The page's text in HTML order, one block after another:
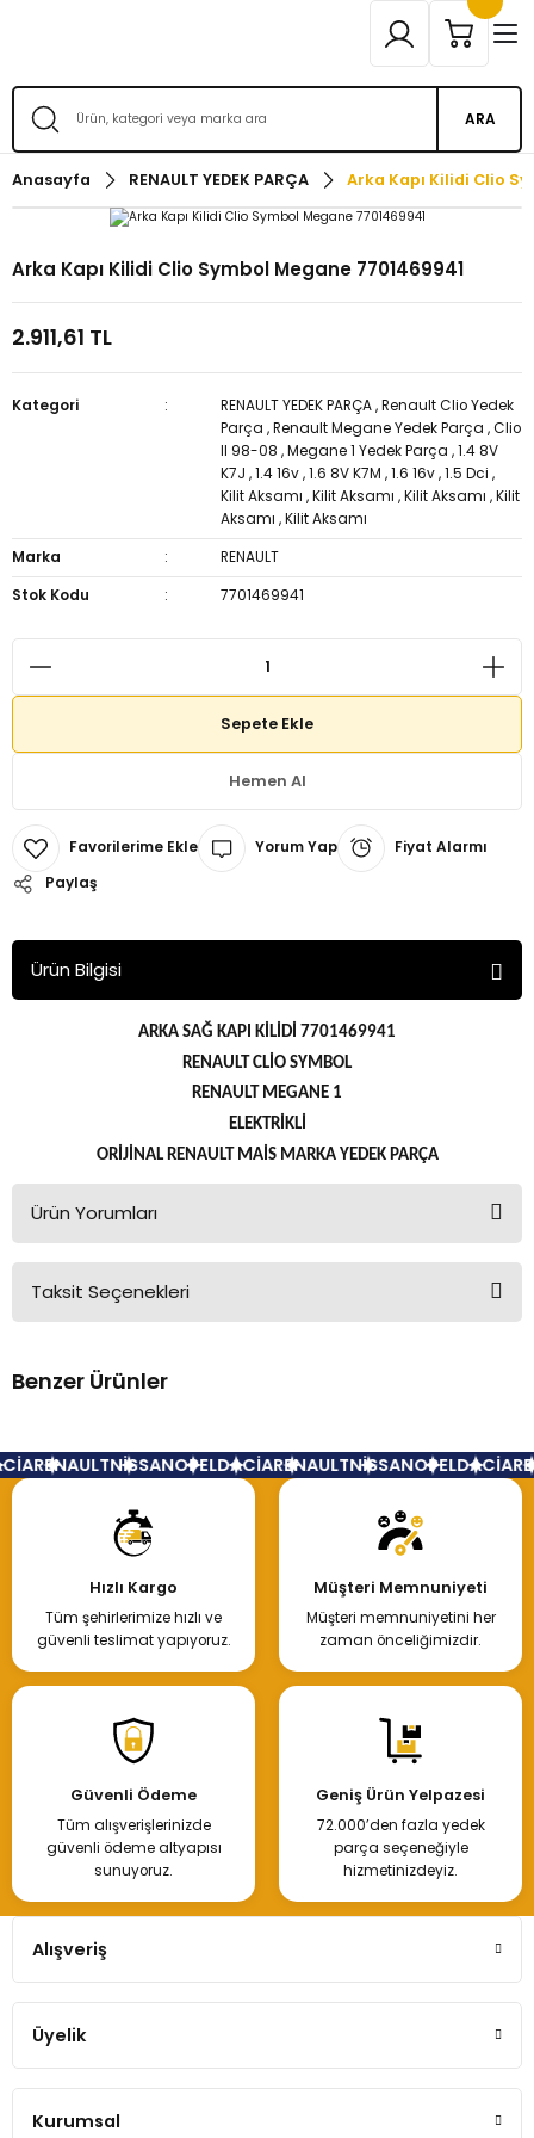
ARA
Anasayfa RENAULT YEDEK PARÇA Arka Kapı Kilidi Clio
Arka Kapı Kilidi Clio Symbol Megane 7701469941
2.911,61 TL
Kategori RENAULT YEDEK PARÇA ,Renault Clio Yedek
Parça ,Renault Megane Yedek Parça ,Clio
II 98-08 ,Megane 1 Yedek Parça ,1.4 8V
K7J ,1.4 16v ,1.6 8V K7M ,1.6 16v ,1.5 Dci ,
Kilit Aksamı ,Kilit Aksamı ,Kilit Aksamı ,Kilit
Aksamı ,Kilit Aksamı
Marka
RENAULT
Stok Kodu
7701469941
Sepete Ekle
Hemen Al
Yorum Yap
Fiyat Alarmı
Paylaş
Ürün Bilgisi
ARKA SAĞ KAPI KİLİDİ 7701469941
RENAULT CLİO SYMBOL
RENAULT MEGANE 1
ELEKTRİKLİ
ORİJİNAL RENAULT MAİS MARKA YEDEK PARÇA
Ürün Yorumları
Taksit Seçenekleri
Benzer Ürünler
Hemen İncele
Kapı Kilidi Arka Sol Renault Clio Megane
650,00 TL
Hemen İncele
Kapı Kilidi Clio Megane Sol Arka
RENAULTNİSSANOPELDACİARENAULTNİSSANOPELDACİA
Hızlı Kargo
Tüm şehirlerimize hızlı ve
güvenli teslimat yapıyoruz.
Müşteri Memnuniyeti
Müşteri memnuniyetini her
zaman önceliğimizdir.
Güvenli Ödeme
Tüm alışverişlerinizde
güvenli ödeme altyapısı
sunuyoruz.
Geniş Ürün Yelpazesi
72.000’den fazla yedek
parça seçeneğiyle
hizmetinizdeyiz.
Alışveriş
Üyelik
Kurumsal